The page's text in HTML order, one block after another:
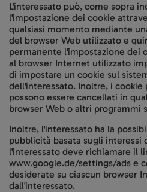
L'interessato può, come sopra
l'impostazione dei cookie
qualsiasi momento mediante
del browser Web utilizzato e
permanente l'impostazione dei
al browser Internet utilizzato
di impostare un cookie sul
dell'interessato. Inoltre, i cookie
possono essere cancellati in
browser Web o altri programmi
Inoltre, l'interessato ha la
pubblicità basata sugli interessi
l'interessato deve richiamare il
www.google.de/settings/ads e
desiderate su ciascun browser
dall'interessato.